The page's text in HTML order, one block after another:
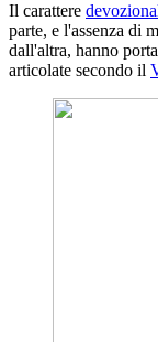
Il carattere
parte, e l'assenza di
dall'altra, hanno
articolate secondo il